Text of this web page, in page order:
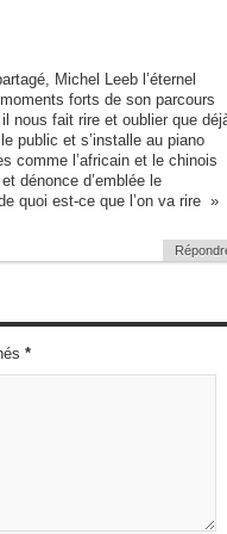
Michel Leeb l’éternel
forts de son parcours
nous fait rire et oublier que
public et s’installe au piano
comme l’africain et le chinois
dénonce d’emblée le
quoi est-ce que l’on va rire »
*